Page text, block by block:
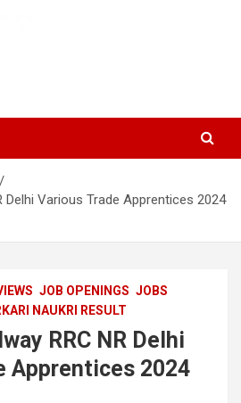
Delhi Various Trade Apprentices 2024
JOB OPENINGS JOBS
NAUKRI RESULT
RRC NR Delhi
Apprentices 2024